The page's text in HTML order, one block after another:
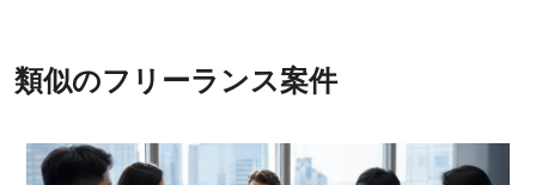
類似のフリーランス案件